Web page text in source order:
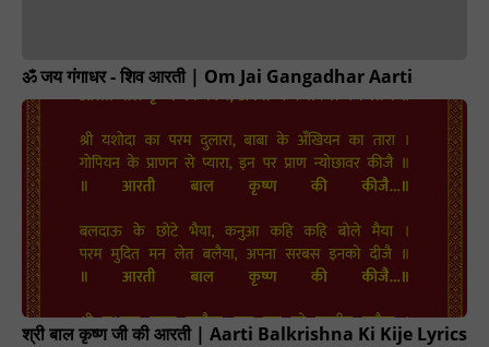
ॐ जय गंगाधर - शिव आरती | Om Jai Gangadhar Aarti
श्री बाल कृष्ण जी की आरती | Aarti Balkrishna Ki Kije Lyrics